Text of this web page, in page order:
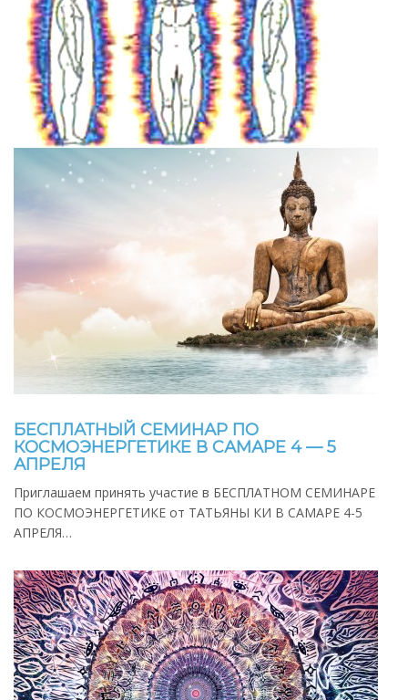
БЕСПЛАТНЫЙ СЕМИНАР ПО
КОСМОЭНЕРГЕТИКЕ В САМАРЕ 4 — 5
АПРЕЛЯ
Приглашаем принять участие в БЕСПЛАТНОМ СЕМИНАРЕ
ПО КОСМОЭНЕРГЕТИКЕ от ТАТЬЯНЫ КИ В САМАРЕ 4-5
АПРЕЛЯ…